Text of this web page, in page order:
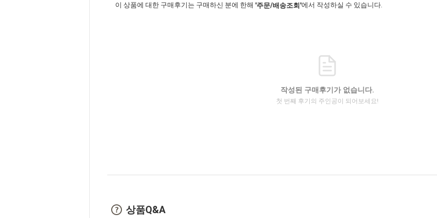
이 상품에 대한 구매후기는 구매하신 분에 한해 '주문/배송조회'에서 작성하실 수 있습니다.
작성된 구매후기가 없습니다.
첫 번째 후기의 주인공이 되어보세요!
상품Q&A